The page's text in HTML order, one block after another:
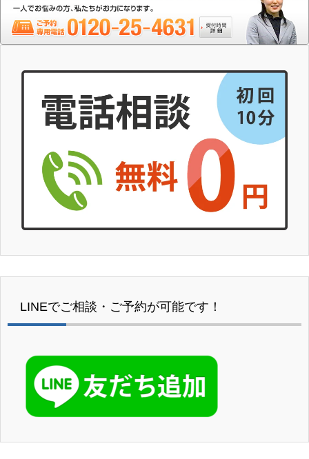
LINEでご相談・ご予約が可能です！